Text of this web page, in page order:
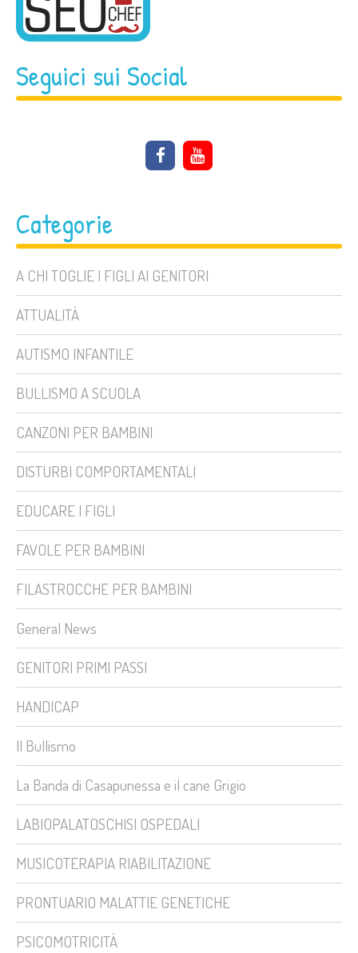
Seguici sui Social
Categorie
A CHI TOGLIE I FIGLI AI GENITORI
ATTUALITÀ
AUTISMO INFANTILE
BULLISMO A SCUOLA
CANZONI PER BAMBINI
DISTURBI COMPORTAMENTALI
EDUCARE I FIGLI
FAVOLE PER BAMBINI
FILASTROCCHE PER BAMBINI
General News
GENITORI PRIMI PASSI
HANDICAP
Il Bullismo
La Banda di Casapunessa e il cane Grigio
LABIOPALATOSCHISI OSPEDALI
MUSICOTERAPIA RIABILITAZIONE
PRONTUARIO MALATTIE GENETICHE
PSICOMOTRICITÀ